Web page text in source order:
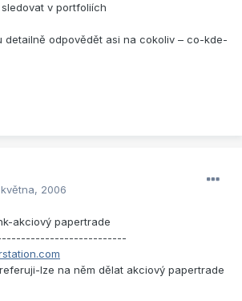
v portfoliích
detailně odpovědět asi na cokoliv – co-kde-
2006
akciový papertrade
lze na něm dělat akciový papertrade